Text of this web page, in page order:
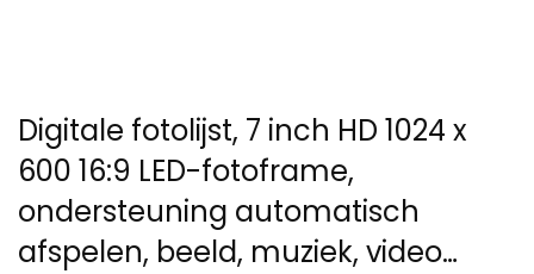
Digitale fotolijst, 7 inch HD 1024 x
600 16:9 LED-fotoframe,
ondersteuning automatisch
afspelen, beeld, muziek, video…